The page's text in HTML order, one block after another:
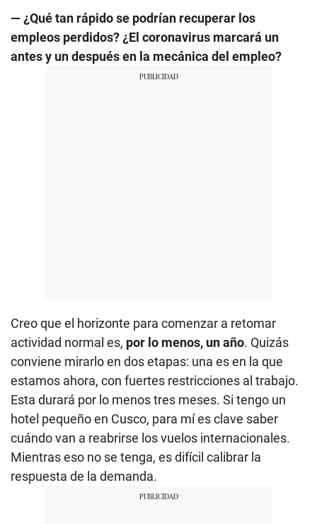
— ¿Qué tan rápido se podrían recuperar los
empleos perdidos? ¿El coronavirus marcará un
antes y un después en la mecánica del empleo?
Creo que el horizonte para comenzar a retomar
actividad normal es, por lo menos, un año. Quizás
conviene mirarlo en dos etapas: una es en la que
estamos ahora, con fuertes restricciones al trabajo.
Esta durará por lo menos tres meses. Si tengo un
hotel pequeño en Cusco, para mí es clave saber
cuándo van a reabrirse los vuelos internacionales.
Mientras eso no se tenga, es difícil calibrar la
respuesta de la demanda.